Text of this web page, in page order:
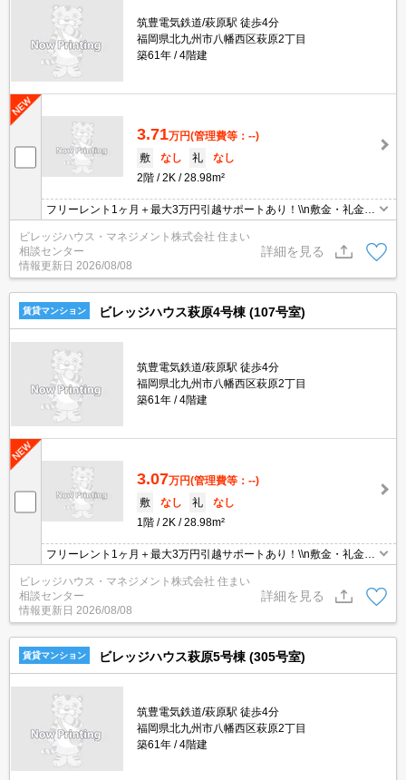
筑豊電気鉄道/萩原駅 徒歩4分
福岡県北九州市八幡西区萩原2丁目
築61年
4階建
3.71万円(管理費等：--)
敷
なし 礼
なし
2階
2K 28.98m²
フリーレント1ヶ月＋最大3万円引越サポートあり！\\n敷金・礼金・
更新料・鍵交換手数料0円！※契約内容や審査の結果、敷金をお預
かりする場合がございます。
ビレッジハウス・マネジメント株式会社 住まい
相談センター
情報更新日 2026/08/08
詳細を見る
賃貸マンション ビレッジハウス萩原4号棟 (107号室)
筑豊電気鉄道/萩原駅 徒歩4分
福岡県北九州市八幡西区萩原2丁目
築61年
4階建
3.07万円(管理費等：--)
敷
なし 礼
なし
1階
2K 28.98m²
フリーレント1ヶ月＋最大3万円引越サポートあり！\\n敷金・礼金・
更新料・鍵交換手数料0円！※契約内容や審査の結果、敷金をお預
かりする場合がございます。
ビレッジハウス・マネジメント株式会社 住まい
相談センター
情報更新日 2026/08/08
詳細を見る
賃貸マンション ビレッジハウス萩原5号棟 (305号室)
筑豊電気鉄道/萩原駅 徒歩4分
福岡県北九州市八幡西区萩原2丁目
築61年
4階建